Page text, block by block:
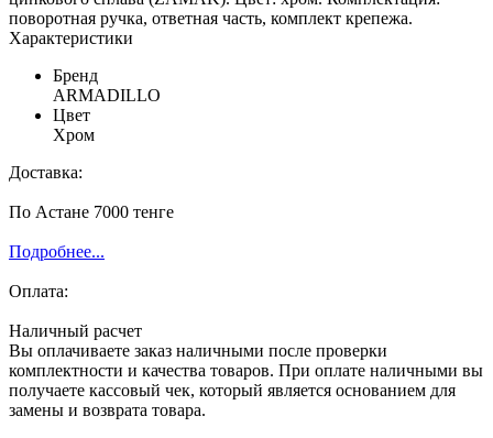
поворотная ручка, ответная часть, комплект крепежа.
Характеристики
Бренд
ARMADILLO
Цвет
Хром
Доставка:
По Астане 7000 тенге
Подробнее...
Оплата:
Наличный расчет
Вы оплачиваете заказ наличными после проверки
комплектности и качества товаров. При оплате наличными вы
получаете кассовый чек, который является основанием для
замены и возврата товара.